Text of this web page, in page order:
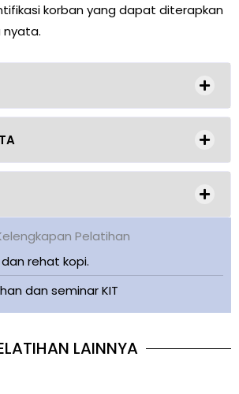
korban yang dapat diterapkan
nyata.
Pelatihan
rehat kopi.
dan seminar KIT
LAINNYA